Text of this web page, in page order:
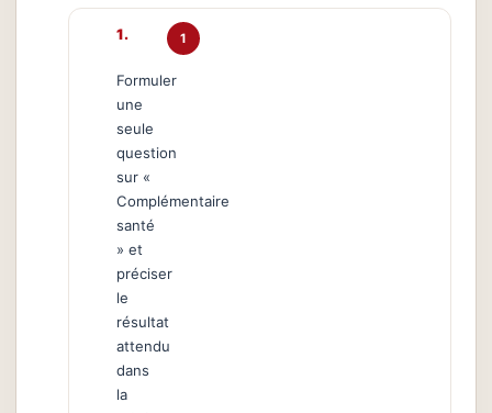
1
Formuler
une
seule
question
sur «
Complémentaire
santé
» et
préciser
le
résultat
attendu
dans
la